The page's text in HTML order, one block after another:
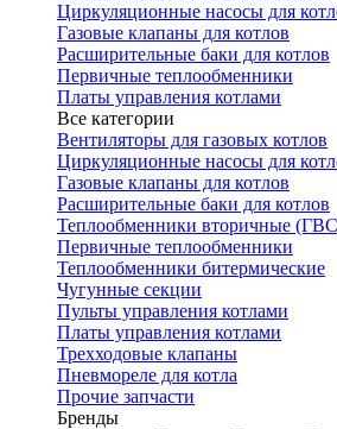
Циркуляционные насосы для
Газовые клапаны для котлов
Расширительные баки для котлов
Первичные теплообменники
Платы управления котлами
Все категории
Вентиляторы для газовых котлов
Циркуляционные насосы для
Газовые клапаны для котлов
Расширительные баки для котлов
Теплообменники вторичные
Первичные теплообменники
Теплообменники битермические
Чугунные секции
Пульты управления котлами
Платы управления котлами
Трехходовые клапаны
Пневмореле для котла
Прочие запчасти
Бренды